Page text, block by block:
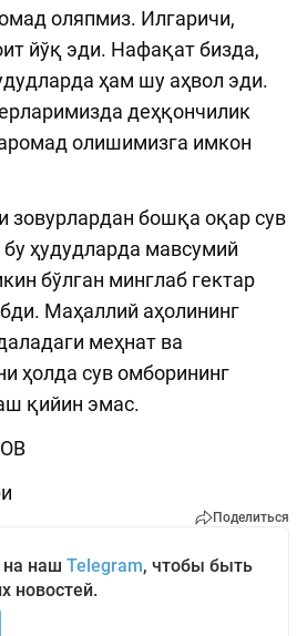
оляпмиз. Илгаричи,
йўқ эди. Нафақат бизда,
ҳам шу аҳвол эди.
деҳқончилик
олишимизга имкон
зовурлардан бошқа оқар сув
ҳудудларда мавсумий
бўлган минглаб гектар
Маҳаллий аҳолининг
меҳнат ва
ҳолда сув омборининг
қийин эмас.
Поделиться
на наш Telegram, чтобы быть
новостей.